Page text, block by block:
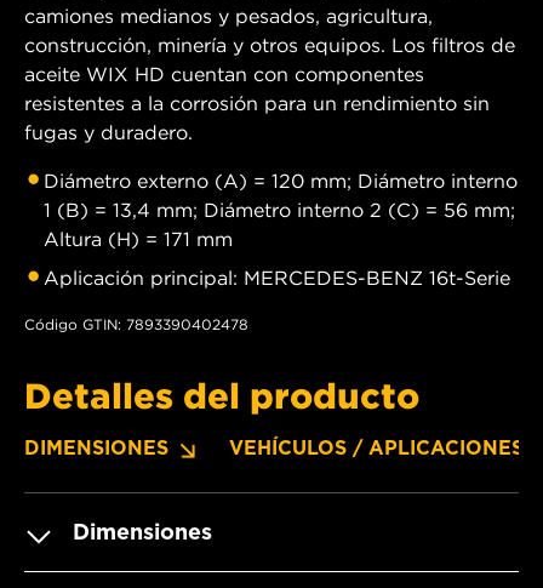
camiones medianos y pesados, agricultura,
construcción, minería y otros equipos. Los filtros de
aceite WIX HD cuentan con componentes
resistentes a la corrosión para un rendimiento sin
fugas y duradero.
Diámetro externo (A) = 120 mm; Diámetro interno
1 (B) = 13,4 mm; Diámetro interno 2 (C) = 56 mm;
Altura (H) = 171 mm
Aplicación principal: MERCEDES-BENZ 16t-Serie
Código GTIN: 7893390402478
Detalles del producto
DIMENSIONES VEHÍCULOS / APLICACIONES
Dimensiones